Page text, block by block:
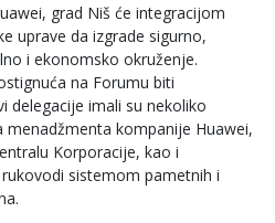
grad Niš će integracijom
uprave da izgrade sigurno,
i ekonomsko okruženje.
na Forumu biti
delegacije imali su nekoliko
menadžmenta kompanije Huawei,
Korporacije, kao i
sistemom pametnih i